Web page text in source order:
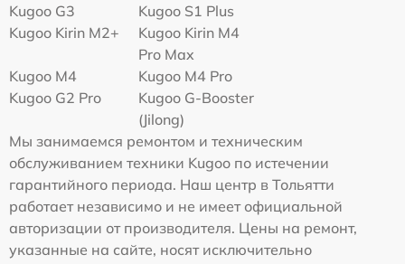
Kugoo G3
Kugoo S1 Plus
Kugoo Kirin M2+
Kugoo Kirin M4
Pro Max
Kugoo M4
Kugoo M4 Pro
Kugoo G2 Pro
Kugoo G-Booster
(Jilong)
Мы занимаемся ремонтом и техническим
обслуживанием техники Kugoo по истечении
гарантийного периода. Наш центр в Тольятти
работает независимо и не имеет официальной
авторизации от производителя. Цены на ремонт,
указанные на сайте, носят исключительно